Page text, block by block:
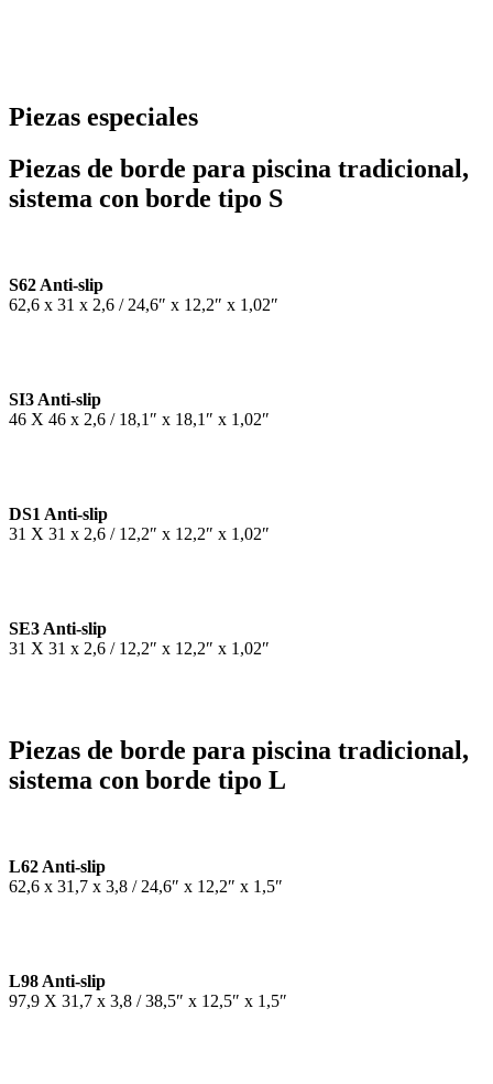
Piezas especiales
Piezas de borde para piscina tradicional,
sistema con borde tipo S
S62 Anti-slip
62,6 x 31 x 2,6 / 24,6″ x 12,2″ x 1,02″
SI3 Anti-slip
46 X 46 x 2,6 / 18,1″ x 18,1″ x 1,02″
DS1 Anti-slip
31 X 31 x 2,6 / 12,2″ x 12,2″ x 1,02″
SE3 Anti-slip
31 X 31 x 2,6 / 12,2″ x 12,2″ x 1,02″
Piezas de borde para piscina tradicional,
sistema con borde tipo L
L62 Anti-slip
62,6 x 31,7 x 3,8 / 24,6″ x 12,2″ x 1,5″
L98 Anti-slip
97,9 X 31,7 x 3,8 / 38,5″ x 12,5″ x 1,5″